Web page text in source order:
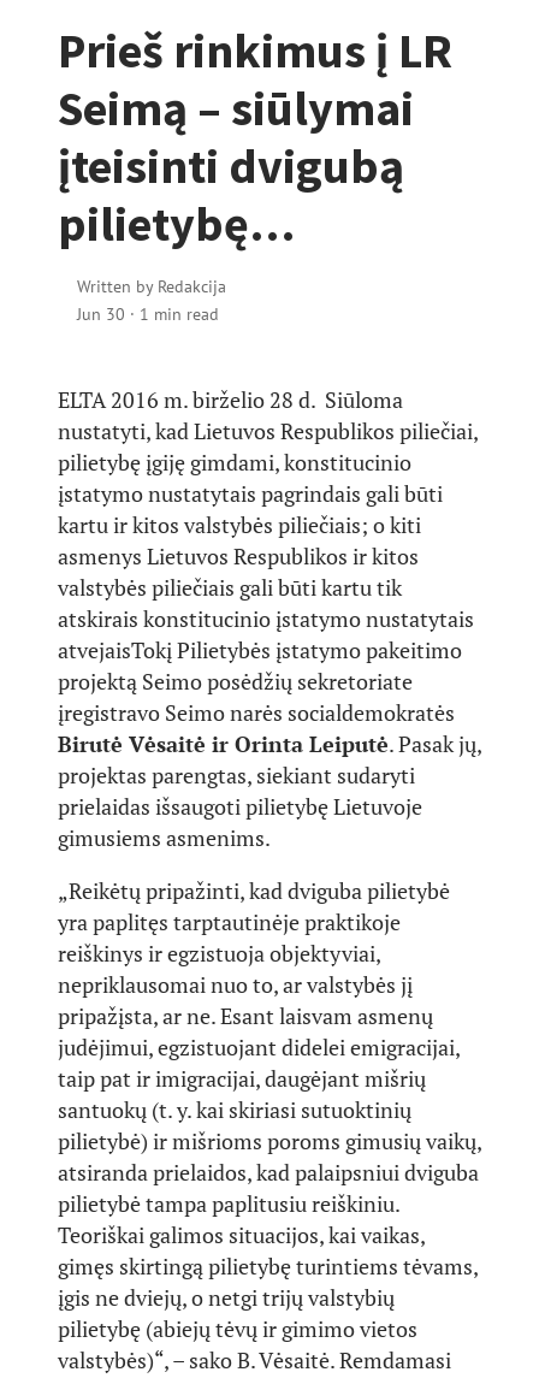
Prieš rinkimus į LR
Seimą – siūlymai
įteisinti dvigubą
pilietybę…
Written by Redakcija
Jun 30 · 1 min read
ELTA 2016 m. birželio 28 d. Siūloma
nustatyti, kad Lietuvos Respublikos piliečiai,
pilietybę įgiję gimdami, konstitucinio
įstatymo nustatytais pagrindais gali būti
kartu ir kitos valstybės piliečiais; o kiti
asmenys Lietuvos Respublikos ir kitos
valstybės piliečiais gali būti kartu tik
atskirais konstitucinio įstatymo nustatytais
atvejaisTokį Pilietybės įstatymo pakeitimo
projektą Seimo posėdžių sekretoriate
įregistravo Seimo narės socialdemokratės
Birutė Vėsaitė ir Orinta Leiputė. Pasak jų,
projektas parengtas, siekiant sudaryti
prielaidas išsaugoti pilietybę Lietuvoje
gimusiems asmenims.
„Reikėtų pripažinti, kad dviguba pilietybė
yra paplitęs tarptautinėje praktikoje
reiškinys ir egzistuoja objektyviai,
nepriklausomai nuo to, ar valstybės jį
pripažįsta, ar ne. Esant laisvam asmenų
judėjimui, egzistuojant didelei emigracijai,
taip pat ir imigracijai, daugėjant mišrių
santuokų (t. y. kai skiriasi sutuoktinių
pilietybė) ir mišrioms poroms gimusių vaikų,
atsiranda prielaidos, kad palaipsniui dviguba
pilietybė tampa paplitusiu reiškiniu.
Teoriškai galimos situacijos, kai vaikas,
gimęs skirtingą pilietybę turintiems tėvams,
įgis ne dviejų, o netgi trijų valstybių
pilietybę (abiejų tėvų ir gimimo vietos
valstybės)“, – sako B. Vėsaitė. Remdamasi